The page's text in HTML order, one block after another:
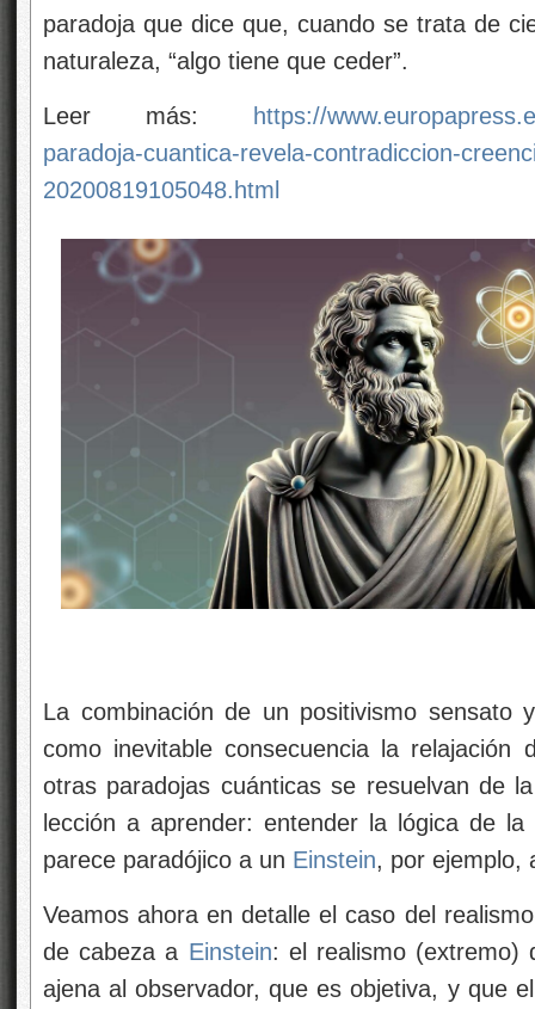
paradoja que dice que, cuando se trata de
naturaleza, “algo tiene que ceder”.
Leer más:
https://
paradoja-cuantica-revela-contradiccion-
20200819105048.html
La combinación de un positivismo sensato
como inevitable consecuencia la relajación
otras paradojas cuánticas se resuelvan de
lección a aprender: entender la lógica de
parece paradójico a un Einstein, por ejemplo,
Veamos ahora en detalle el caso del
de cabeza a Einstein: el realismo (extremo)
ajena al observador, que es objetiva, y que